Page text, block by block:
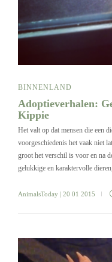
BINNENLAND
Adoptieverhalen:
Kippie
Het valt op dat mensen die een
voorgeschiedenis het vaak niet
groot het verschil is voor en na
gelukkige en karaktervolle
AnimalsToday | 20 01 2015